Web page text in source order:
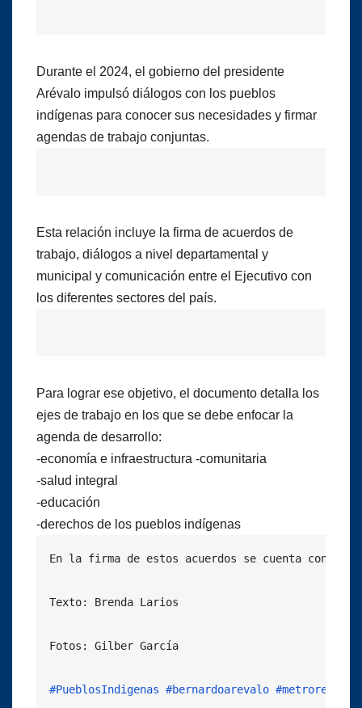
Durante el 2024, el gobierno del presidente
Arévalo impulsó diálogos con los pueblos
indígenas para conocer sus necesidades y firmar
agendas de trabajo conjuntas.
Esta relación incluye la firma de acuerdos de
trabajo, diálogos a nivel departamental y
municipal y comunicación entre el Ejecutivo con
los diferentes sectores del país.
Para lograr ese objetivo, el documento detalla los
ejes de trabajo en los que se debe enfocar la
agenda de desarrollo:
-economía e infraestructura -comunitaria
-salud integral
-educación
-derechos de los pueblos indígenas
En la firma de estos acuerdos se cuenta con el
Texto: Brenda Larios
Fotos: Gilber García
#PueblosIndigenas #bernardoarevalo #metroredes